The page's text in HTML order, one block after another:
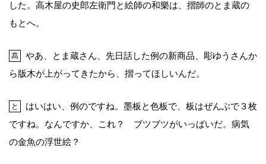
した。高木屋の史郎左衛門と絵師の和樂は、摺師のとま蔵の
もとへ。
髙
やあ、とま蔵さん、先日話した例の新商品、彫ゆうさんか
ら版木が上がってきたから、摺ってほしいんだ。
と
はいはい、例のですね。墨板と色板で、板はぜんぶで３枚
ですね。なんですか、これ？ ブツブツがいっぱいだ。病気
の金魚の浮世絵？